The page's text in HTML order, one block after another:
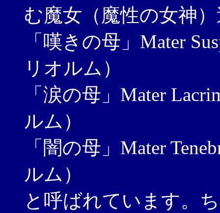
む魔女（魔性の女神
「嘆きの母」Mater
リオルム）
「涙の母」Mater
ルム）
「闇の母」Mater
ルム）
と呼ばれています。